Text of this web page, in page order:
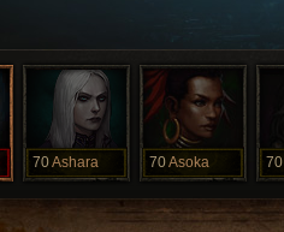
70Ashara 70Asoka 70